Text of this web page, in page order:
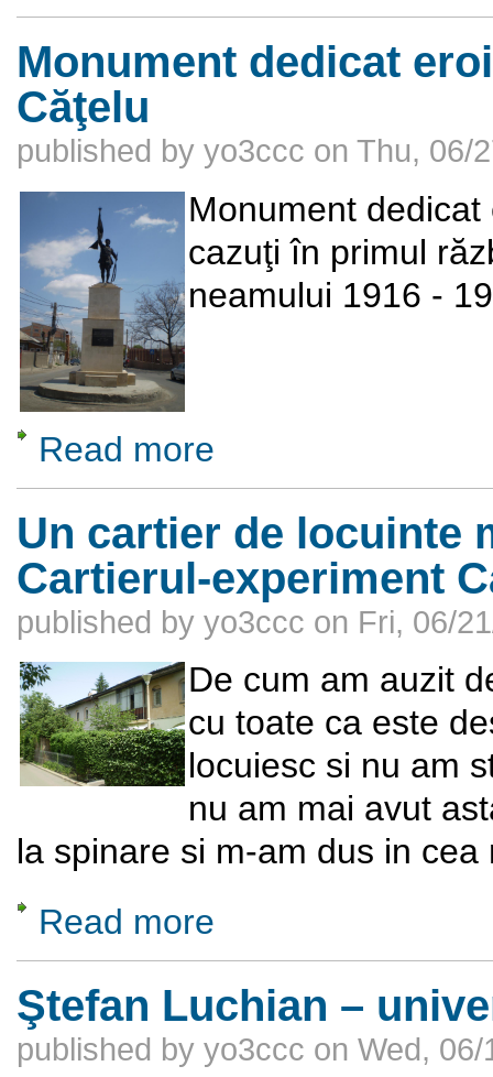
Monument dedicat
Căţelu
published by yo3ccc on Thu, 06/
Monument
cazuţi în primul
neamului 1916 -
Read more
Un cartier de locuinte
Cartierul-experiment
published by yo3ccc on Fri, 06/
De cum am auzit
cu toate ca este
locuiesc si nu am
nu am mai avut
la spinare si m-am dus in
Read more
Ştefan Luchian –
published by yo3ccc on Wed,